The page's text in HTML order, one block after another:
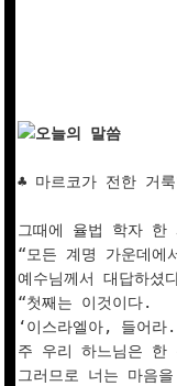
오늘의 말씀
♣ 마르코가 전한 거
그때에 율법 학자 한
“모든 계명 가운데
예수님께서 대답하셨
“첫째는 이것이다.
‘이스라엘아, 들어라.
주 우리 하느님은 한
그러므로 너는 마음